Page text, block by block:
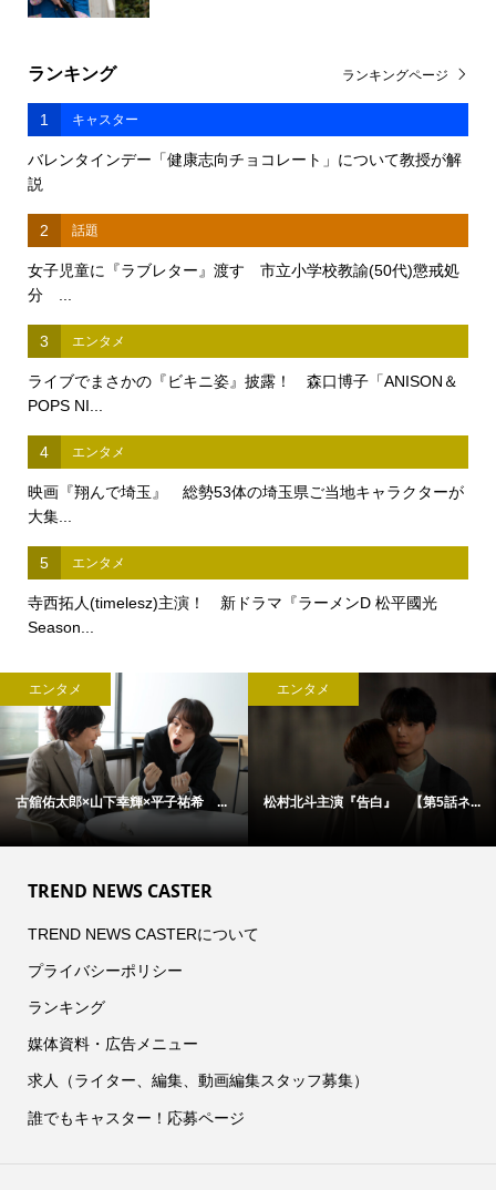
ランキング
1 キャスター
バレンタインデー「健康志向チョコレート」について教授が解
説
2 話題
女子児童に『ラブレター』渡す 市立小学校教諭(50代)懲戒処
分 ...
3 エンタメ
ライブでまさかの『ビキニ姿』披露！ 森口博子「ANISON＆
POPS NI...
4 エンタメ
映画『翔んで埼玉』 総勢53体の埼玉県ご当地キャラクターが
大集...
5 エンタメ
寺西拓人(timelesz)主演！ 新ドラマ『ラーメンD 松平國光
Season...
ランキングページ
エンタメ
古舘佑太郎×山下幸輝×平子祐希 ...
エンタメ
松村北斗主演『告白』 【第5話ネ...
TREND NEWS CASTER
TREND NEWS CASTERについて
プライバシーポリシー
ランキング
媒体資料・広告メニュー
求人（ライター、編集、動画編集スタッフ募集）
誰でもキャスター！応募ページ